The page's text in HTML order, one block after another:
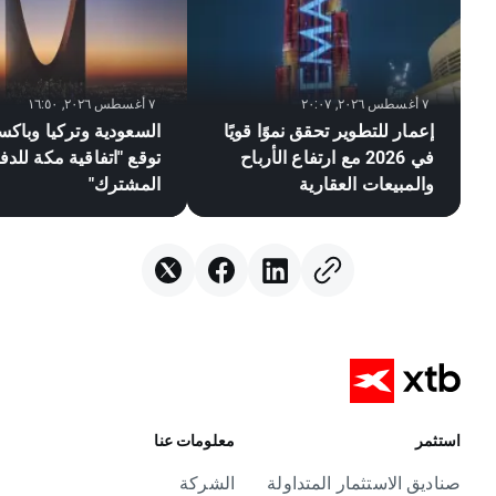
٧ أغسطس ٢٠٢٦, ٢٠:٠٧
إعمار للتطوير تحقق نموًا قويًا
في 2026 مع ارتفاع الأرباح
والمبيعات العقارية
٧ أغسطس ٢٠٢٦, ١٦:٥٠
السعودية وتركيا
توقع "اتفاقية مكة
المشترك"
استثمر
صناديق الاستثمار المتداولة
معلومات عنا
الشركة